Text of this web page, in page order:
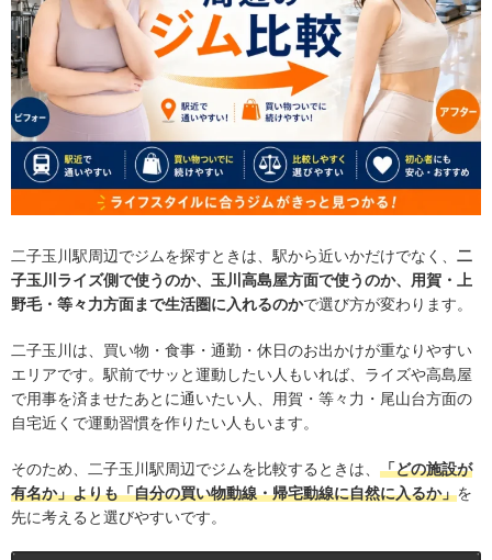
二子玉川駅周辺でジムを探すときは、駅から近いかだけでなく、 二
子玉川ライズ側で使うのか、玉川高島屋方面で使うのか、用賀・上
野毛・等々力方面まで生活圏に入れるのかで選び方が変わります。
二子玉川は、買い物・食事・通勤・休日のお出かけが重なりやすい
エリアです。駅前でサッと運動したい人もいれば、ライズや高島屋
で用事を済ませたあとに通いたい人、用賀・等々力・尾山台方面の
自宅近くで運動習慣を作りたい人もいます。
そのため、二子玉川駅周辺でジムを比較するときは、 「どの施設が
有名か」よりも「自分の買い物動線・帰宅動線に自然に入るか」を
先に考えると選びやすいです。